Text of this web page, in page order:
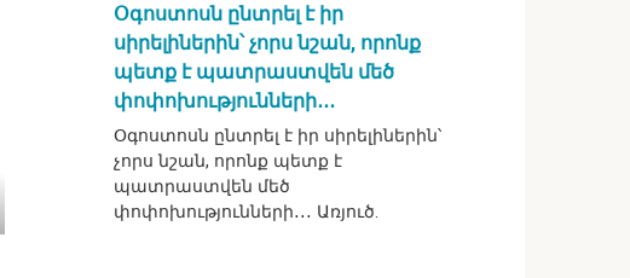
Օգոստոսն ընտրել է իր
սիրելիներին՝ չորս նշան, որոնք
պետք է պատրաստվեն մեծ
փոփոխությունների․․․
Օգոստոսն ընտրել է իր սիրելիներին՝
չորս նշան, որոնք պետք է
պատրաստվեն մեծ
փոփոխությունների․․․ Առյուծ.